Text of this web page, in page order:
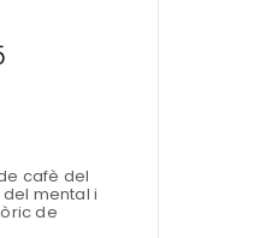
cafè del
mental i
de